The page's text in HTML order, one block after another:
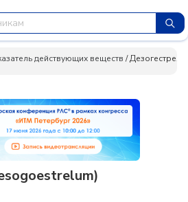
действующих веществ /Дезогестрел